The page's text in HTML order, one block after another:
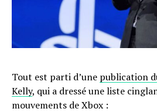
Tout est parti d’une publication
Kelly, qui a dressé une liste
mouvements de Xbox :